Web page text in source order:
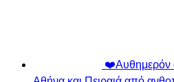
❤️Αυθημερόν